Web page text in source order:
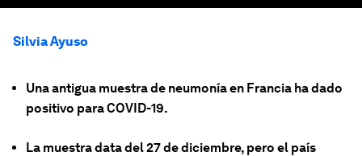
Silvia Ayuso
Una antigua muestra de neumonía en Francia ha dado
positivo para COVID-19.
La muestra data del 27 de diciembre, pero el país